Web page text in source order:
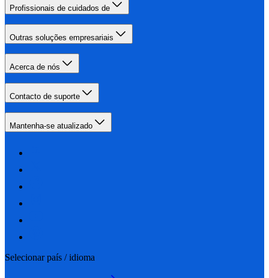
Profissionais de cuidados de
Outras soluções empresariais
Acerca de nós
Contacto de suporte
Mantenha-se atualizado
Selecionar país / idioma